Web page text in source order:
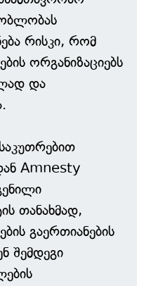
რისკი, რომ
ორგანიზაციებს
და
Amnesty
თანახმად,
გაერთიანების
შემდეგი